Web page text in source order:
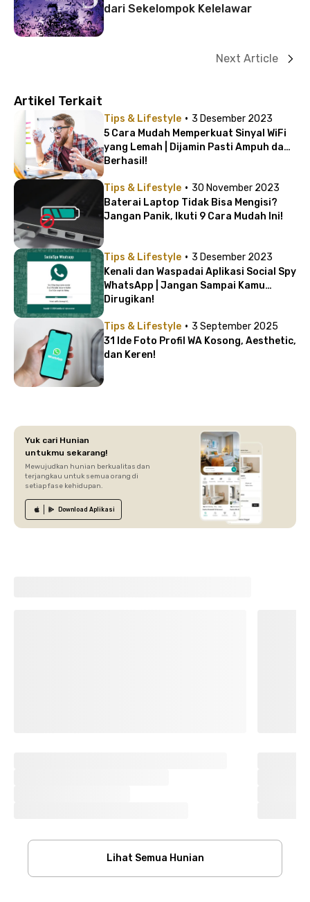
dari Sekelompok Kelelawar
Next Article
Artikel Terkait
Tips & Lifestyle · 3 Desember 2023
5 Cara Mudah Memperkuat Sinyal WiFi
yang Lemah | Dijamin Pasti Ampuh dan
Berhasil!
Tips & Lifestyle · 30 November 2023
Baterai Laptop Tidak Bisa Mengisi?
Jangan Panik, Ikuti 9 Cara Mudah Ini!
Tips & Lifestyle · 3 Desember 2023
Kenali dan Waspadai Aplikasi Social Spy
WhatsApp | Jangan Sampai Kamu
Dirugikan!
Tips & Lifestyle · 3 September 2025
31 Ide Foto Profil WA Kosong, Aesthetic,
dan Keren!
Yuk cari Hunian
untukmu sekarang!
Mewujudkan hunian berkualitas dan
terjangkau untuk semua orang di
setiap fase kehidupan.
Download Aplikasi
Lihat Semua Hunian